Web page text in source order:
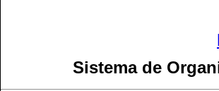
Sistema de